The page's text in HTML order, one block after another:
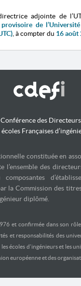
adjointe de
de
, à compter du 16 août
Conférence des Directeurs
écoles Françaises
constituée en
l’ensemble des
composantes
la Commission des
diplômé.
et confirmée dans son
et responsabilités des
écoles d’ingénieurs et les
européenne et des